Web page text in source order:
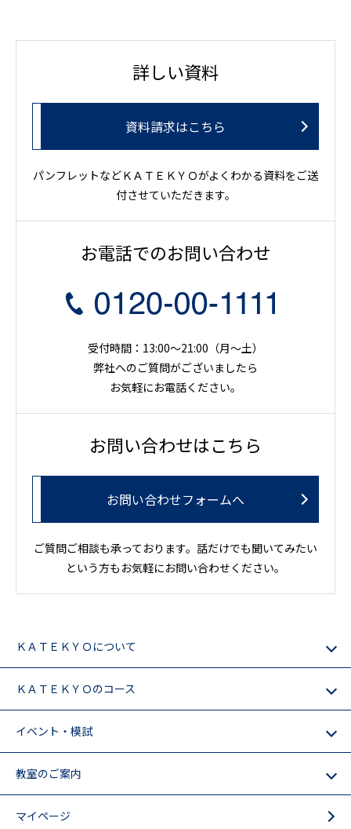
詳しい資料
資料請求はこちら
パンフレットなどＫＡＴＥＫＹＯがよくわかる資料をご送
付させていただきます。
お電話でのお問い合わせ
受付時間：13:00～21:00（月〜土）
弊社へのご質問がございましたら
お気軽にお電話ください。
お問い合わせはこちら
お問い合わせフォームへ
ご質問ご相談も承っております。話だけでも聞いてみたい
という方もお気軽にお問い合わせください。
ＫＡＴＥＫＹＯについて
ＫＡＴＥＫＹＯのコース
イベント・模試
教室のご案内
マイページ